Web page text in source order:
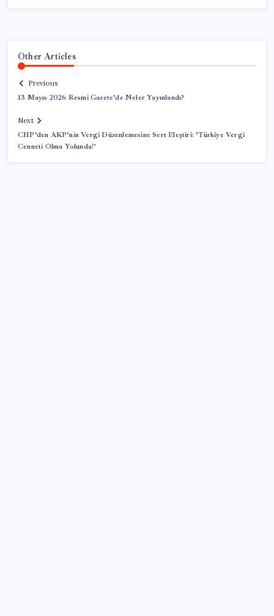
Other Articles
Previous
13 Mayıs 2026 Resmi Gazete’de Neler Yayınlandı?
Next
CHP’den AKP’nin Vergi Düzenlemesine Sert Eleştiri: ‘Türkiye Vergi
Cenneti Olma Yolunda!’